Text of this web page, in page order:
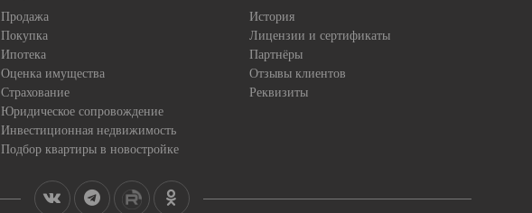
Продажа
Покупка
Ипотека
Оценка имущества
Страхование
Юридическое сопровождение
Инвестиционная недвижимость
Подбор квартиры в новостройке
История
Лицензии и сертификаты
Партнёры
Отзывы клиентов
Реквизиты